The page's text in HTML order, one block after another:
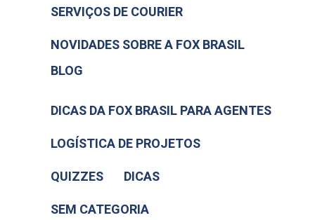
SERVIÇOS DE COURIER
NOVIDADES SOBRE A FOX BRASIL
BLOG
DICAS DA FOX BRASIL PARA AGENTES
LOGÍSTICA DE PROJETOS
QUIZZES
DICAS
SEM CATEGORIA